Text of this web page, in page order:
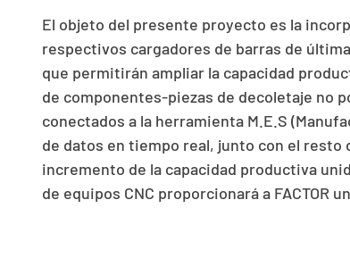
El objeto del presente proyecto es la
respectivos cargadores de barras de
que permitirán ampliar la capacidad
de componentes-piezas de decoletaje no
conectados a la herramienta M.E.S
de datos en tiempo real, junto con el resto
incremento de la capacidad productiva
de equipos CNC proporcionará a